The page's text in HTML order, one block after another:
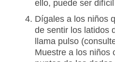
ello, puede ser
Dígales a los niños
de sentir los latidos
llama pulso
Muestre a los niños